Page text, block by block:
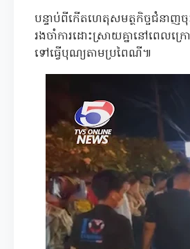
បន្ទាប់ពីកើតហេតុសមត្ថកិច្ចជំនាញ
រងចាំការដោះស្រាយគ្នានៅពេ
ទៅធ្វើបុណ្យតាមប្រពៃណី៕